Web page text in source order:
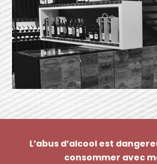
L’abus d’alcool est
consommer avec